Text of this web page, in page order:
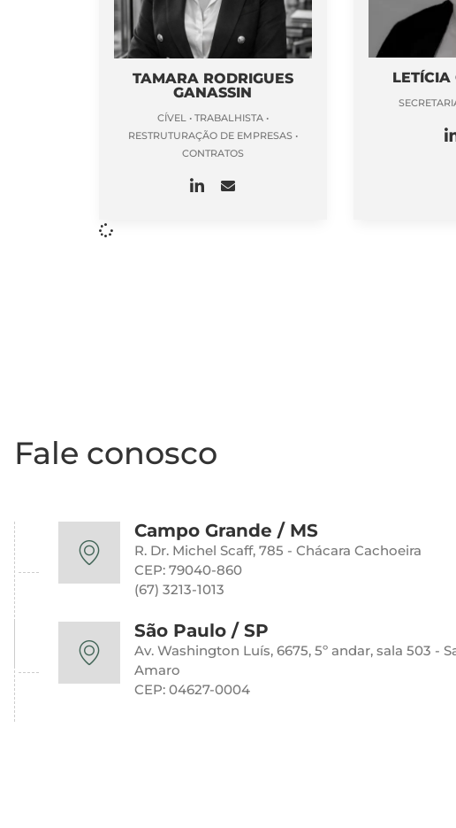
TAMARA RODRIGUES
GANASSIN
CÍVEL • TRABALHISTA •
RESTRUTURAÇÃO DE EMPRESAS •
CONTRATOS
LETÍCIA
Fale conosco
Campo Grande / MS
R. Dr. Michel Scaff, 785 - Chácara Cachoeira
CEP: 79040-860
(67) 3213-1013
São Paulo / SP
Av. Washington Luís, 6675, 5º andar, sala 503 -
Amaro
CEP: 04627-0004